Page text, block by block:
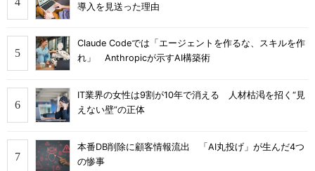
導入を見送った理由
Claude Codeでは「エージェントを作るな、スキルを作
れ」 Anthropicが示すAI構築術
IT業界の女性は9割が10年で消える 人材枯渇を招く“見
えない壁”の正体
本番DB削除に顧客情報流出 「AI丸投げ」が生んだ4つ
の惨事